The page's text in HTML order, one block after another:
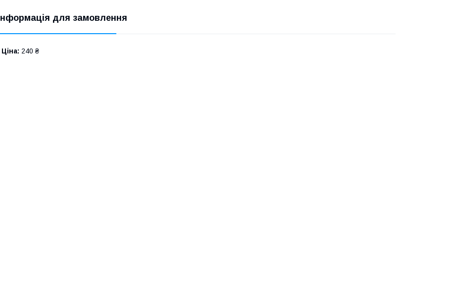
Інформація для замовлення
Ціна: 240 ₴